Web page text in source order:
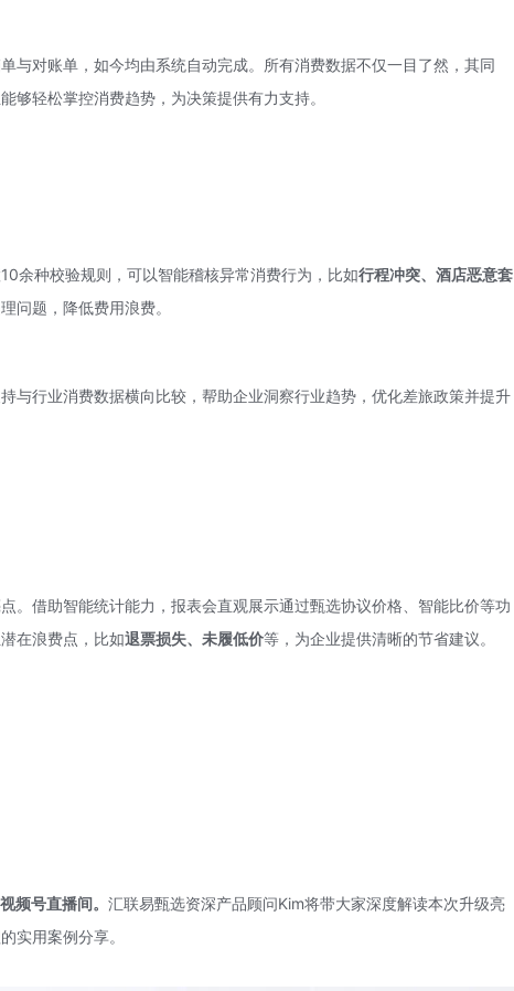
与对账单，如今均由系统自动完成。所有消费数据不仅一目了然，其同
够轻松掌控消费趋势，为决策提供有力支持。
余种校验规则，可以智能稽核异常消费行为，比如行程冲突、酒店恶意套
问题，降低费用浪费。
与行业消费数据横向比较，帮助企业洞察行业趋势，优化差旅政策并提升
。借助智能统计能力，报表会直观展示通过甄选协议价格、智能比价等功
在浪费点，比如退票损失、未履低价等，为企业提供清晰的节省建议。
频号直播间。汇联易甄选资深产品顾问Kim将带大家深度解读本次升级亮
实用案例分享。